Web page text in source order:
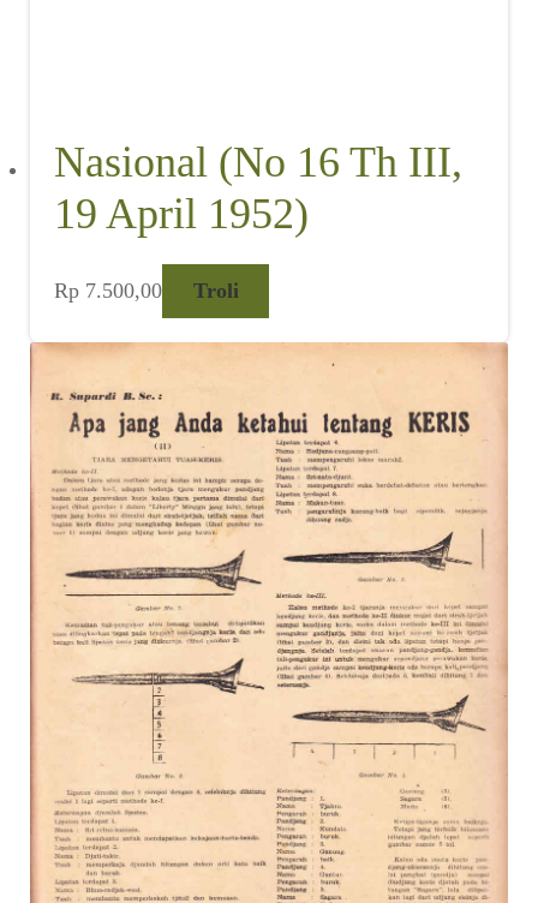
Nasional (No 16 Th III,
19 April 1952)
Rp 7.500,00 Troli